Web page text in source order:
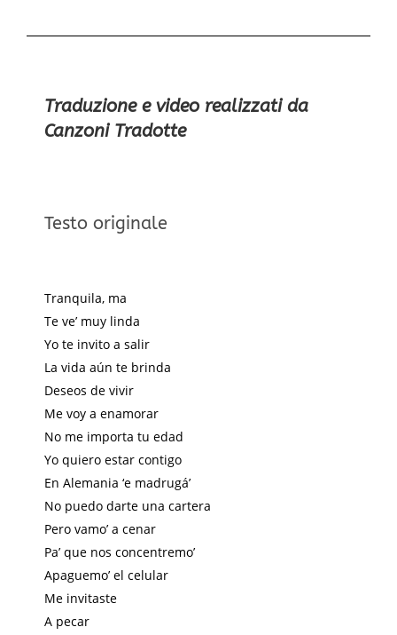
Traduzione e video realizzati da
Canzoni Tradotte
Testo originale
Tranquila, ma
Te ve’ muy linda
Yo te invito a salir
La vida aún te brinda
Deseos de vivir
Me voy a enamorar
No me importa tu edad
Yo quiero estar contigo
En Alemania ‘e madrugá’
No puedo darte una cartera
Pero vamo’ a cenar
Pa’ que nos concentremo’
Apaguemo’ el celular
Me invitaste
A pecar